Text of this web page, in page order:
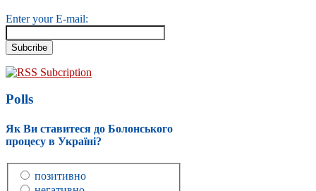
Enter your E-mail:
RSS Subcription
Polls
Як Ви ставитеся до Болонського
процесу в Україні?
позитивно